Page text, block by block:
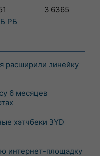
3.6365
РБ
расширили линейку
6 месяцев
хэтчбеки BYD
интернет-площадку